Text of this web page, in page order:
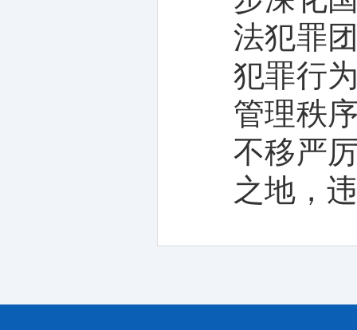
法犯罪
犯罪行
管理秩
不移严
之地，